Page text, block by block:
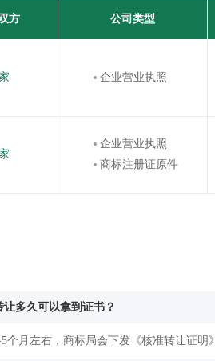
方 公司类型
企业营业执照
企业营业执照
商标注册证原件
让多久可以拿到证书？
个月左右，商标局会下发《核准转让证明